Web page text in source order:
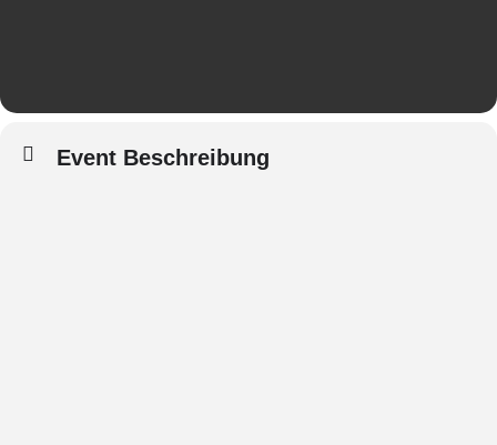
Event Beschreibung